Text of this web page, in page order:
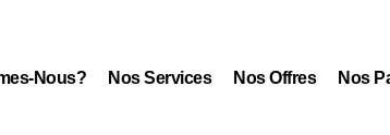
Nous? Nos Services Nos Offres Nos